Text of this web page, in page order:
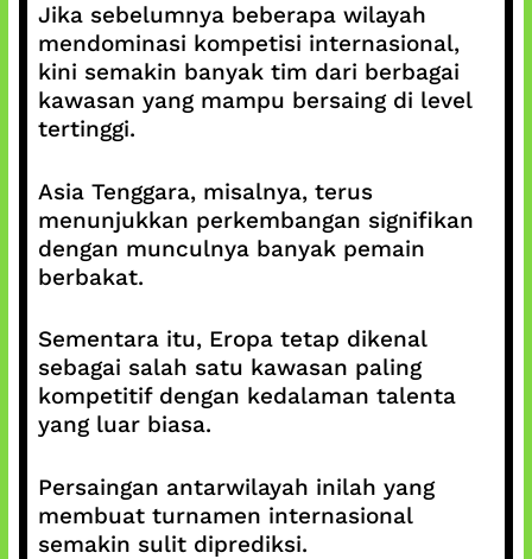
Jika sebelumnya beberapa wilayah
mendominasi kompetisi internasional,
kini semakin banyak tim dari berbagai
kawasan yang mampu bersaing di level
tertinggi.
Asia Tenggara, misalnya, terus
menunjukkan perkembangan signifikan
dengan munculnya banyak pemain
berbakat.
Sementara itu, Eropa tetap dikenal
sebagai salah satu kawasan paling
kompetitif dengan kedalaman talenta
yang luar biasa.
Persaingan antarwilayah inilah yang
membuat turnamen internasional
semakin sulit diprediksi.